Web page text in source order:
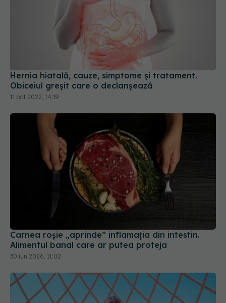
Hernia hiatală, cauze, simptome și tratament.
Obiceiul greșit care o declanșează
Carnea roșie „aprinde” inflamația din intestin.
Alimentul banal care ar putea proteja
30 iun 2026, 11:02